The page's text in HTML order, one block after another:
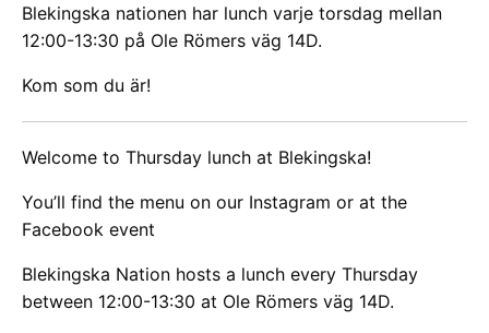
Blekingska nationen har lunch varje torsdag mellan
12:00-13:30 på Ole Römers väg 14D.
Kom som du är!
Welcome to Thursday lunch at Blekingska!
You’ll find the menu on our Instagram or at the
Facebook event
Blekingska Nation hosts a lunch every Thursday
between 12:00-13:30 at Ole Römers väg 14D.